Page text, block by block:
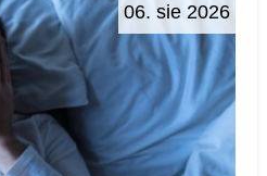
06. sie 2026